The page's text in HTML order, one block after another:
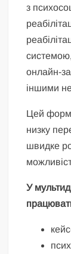
з
онлайн-
іншими
Цей
низку
швидке
У